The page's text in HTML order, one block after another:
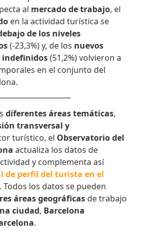
al mercado de trabajo, el
en la actividad turística se
de los niveles
(-23,3%) y, de los nuevos
indefinidos(51,2%) volvieron a
en el conjunto del
diferentes áreas temáticas,
transversal y
turístico, el Observatorio del
actualiza los datos de
y complementa así
de perfil del turista en el
. Todos los datos se pueden
áreas geográficas de trabajo
ciudad, Barcelona
.